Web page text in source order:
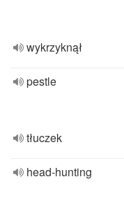
wykrzyknął
pestle
tłuczek
head-hunting